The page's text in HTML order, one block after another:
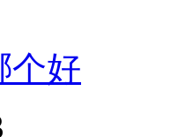
个好